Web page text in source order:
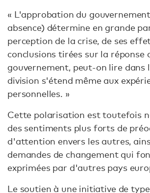
« L'approbation du
absence) détermine en grande
perception de la crise, de ses
conclusions tirées sur la réponse
gouvernement, peut-on lire dans
division s'étend même aux
personnelles. »
Cette polarisation est toutefois
des sentiments plus forts de
d'attention envers les autres,
demandes de changement qui
exprimées par d'autres pays
Le soutien à une initiative de